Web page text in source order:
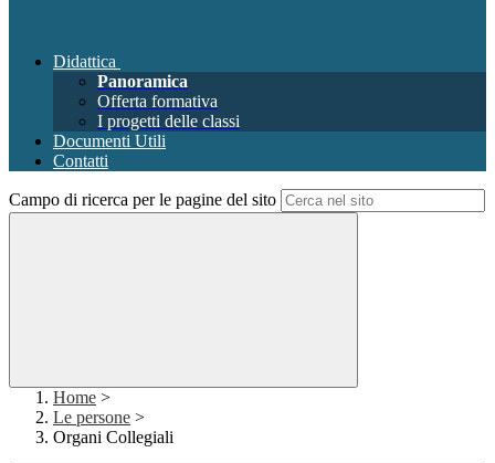
Didattica
Panoramica
Offerta formativa
I progetti delle classi
Documenti Utili
Contatti
Campo di ricerca per le pagine del sito
Home >
Le persone >
Organi Collegiali